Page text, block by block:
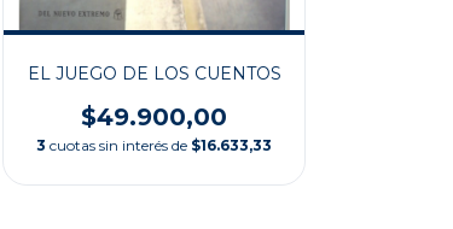
EL JUEGO DE LOS CUENTOS
$49.900,00
3 cuotas sin interés de $16.633,33